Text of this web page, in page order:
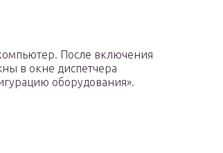
После включения
в окне диспетчера
оборудования».